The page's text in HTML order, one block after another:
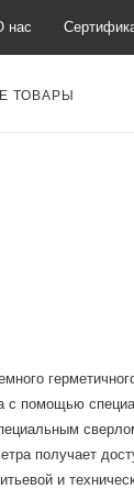
нас
ТОВАРЫ
с помощью
получает
и